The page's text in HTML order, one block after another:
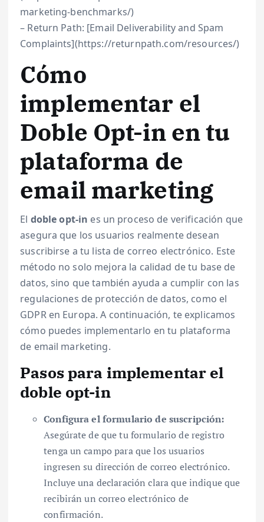
marketing-benchmarks/)
– Return Path: [Email Deliverability and Spam
Complaints](https://returnpath.com/resources/)
Cómo
implementar el
Doble Opt-in en tu
plataforma de
email marketing
El doble opt-in es un proceso de verificación que
asegura que los usuarios realmente desean
suscribirse a tu lista de correo electrónico. Este
método no solo mejora la calidad de tu base de
datos, sino que también ayuda a cumplir con las
regulaciones de protección de datos, como el
GDPR en Europa. A continuación, te explicamos
cómo puedes implementarlo en tu plataforma
de email marketing.
Pasos para implementar el
doble opt-in
Configura el formulario de suscripción:
Asegúrate de que tu formulario de registro
tenga un campo para que los usuarios
ingresen su dirección de correo electrónico.
Incluye una declaración clara que indique que
recibirán un correo electrónico de
confirmación.